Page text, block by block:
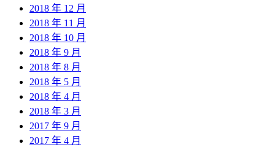
2018 年 12 月
2018 年 11 月
2018 年 10 月
2018 年 9 月
2018 年 8 月
2018 年 5 月
2018 年 4 月
2018 年 3 月
2017 年 9 月
2017 年 4 月